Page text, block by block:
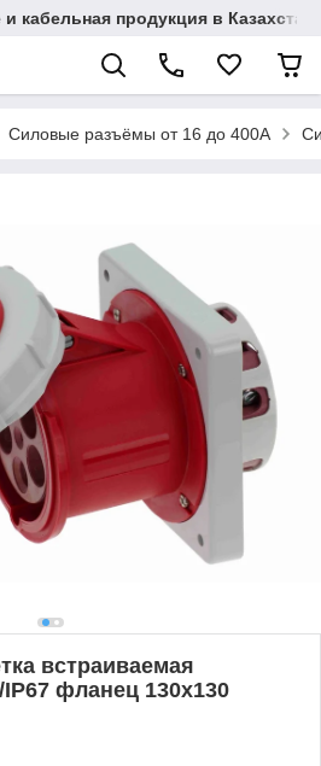
кабельная продукция в
Силовые разъёмы от 16 до 400A
встраиваемая
IP67 фланец 130x130